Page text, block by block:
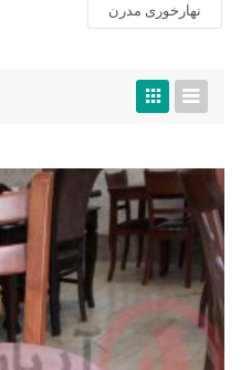
نهارخوری مدرن